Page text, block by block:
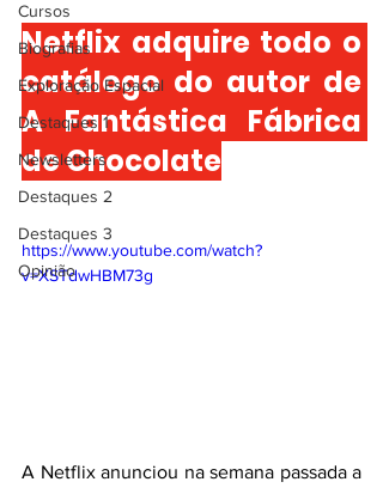
Cursos
Biografias
Exploração Espacial
Destaques 1
Newsletters
Destaques 2
Destaques 3
Opinião
Netflix adquire todo o
catálogo do autor de
A Fantástica Fábrica
de Chocolate
https://www.youtube.com/watch?
v=XSTdwHBM73g
A Netflix anunciou na semana passada a